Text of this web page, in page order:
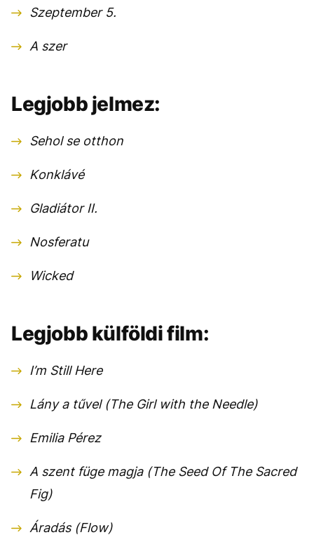
Szeptember 5.
A szer
Legjobb jelmez:
Sehol se otthon
Konklávé
Gladiátor II.
Nosferatu
Wicked
Legjobb külföldi film:
I’m Still Here
Lány a tűvel (The Girl with the Needle)
Emilia Pérez
A szent füge magja (The Seed Of The Sacred
Fig)
Áradás (Flow)